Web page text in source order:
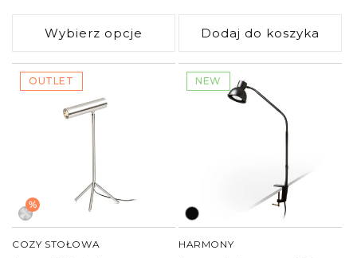
regularna
Wybierz opcje
regularna
Dodaj do koszyka
OUTLET
%
COZY STOŁOWA
NEW
HARMONY